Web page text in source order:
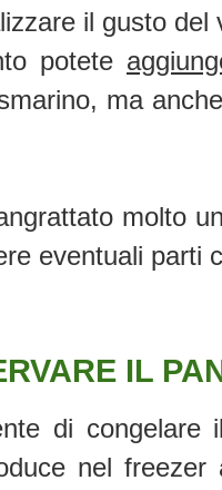
il gusto
potete
ma
molto
eventuali parti
IL
di congelare
nel